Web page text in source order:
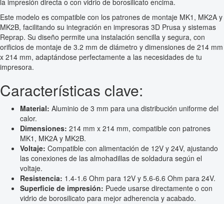
la impresión directa o con vidrio de borosilicato encima.
Este modelo es compatible con los patrones de montaje MK1, MK2A y
MK2B, facilitando su integración en impresoras 3D Prusa y sistemas
Reprap. Su diseño permite una instalación sencilla y segura, con
orificios de montaje de 3.2 mm de diámetro y dimensiones de 214 mm
x 214 mm, adaptándose perfectamente a las necesidades de tu
impresora.
Características clave:
Material: Aluminio de 3 mm para una distribución uniforme del
calor.
Dimensiones: 214 mm x 214 mm, compatible con patrones
MK1, MK2A y MK2B.
Voltaje: Compatible con alimentación de 12V y 24V, ajustando
las conexiones de las almohadillas de soldadura según el
voltaje.
Resistencia: 1.4-1.6 Ohm para 12V y 5.6-6.6 Ohm para 24V.
Superficie de impresión: Puede usarse directamente o con
vidrio de borosilicato para mejor adherencia y acabado.